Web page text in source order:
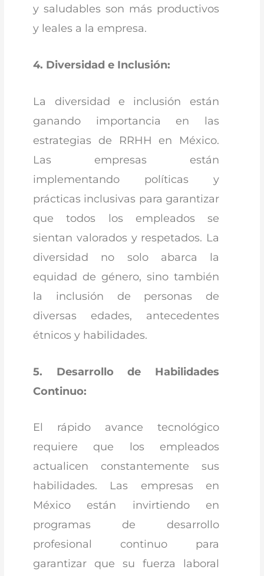
y saludables son más productivos
y leales a la empresa.
4. Diversidad e Inclusión:
La diversidad e inclusión están
ganando importancia en las
estrategias de RRHH en México.
Las empresas están
implementando políticas y
prácticas inclusivas para garantizar
que todos los empleados se
sientan valorados y respetados. La
diversidad no solo abarca la
equidad de género, sino también
la inclusión de personas de
diversas edades, antecedentes
étnicos y habilidades.
5. Desarrollo de Habilidades
Continuo:
El rápido avance tecnológico
requiere que los empleados
actualicen constantemente sus
habilidades. Las empresas en
México están invirtiendo en
programas de desarrollo
profesional continuo para
garantizar que su fuerza laboral